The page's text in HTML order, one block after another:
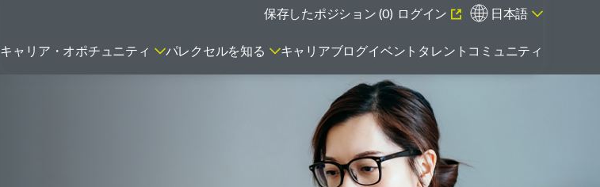
日本語
ログイン
保存したポジション (0)
キャリア・オポチュニティ
エマージング・タレントとは
パレクセルを知る キャリアブログイベント タレントコミュニティ